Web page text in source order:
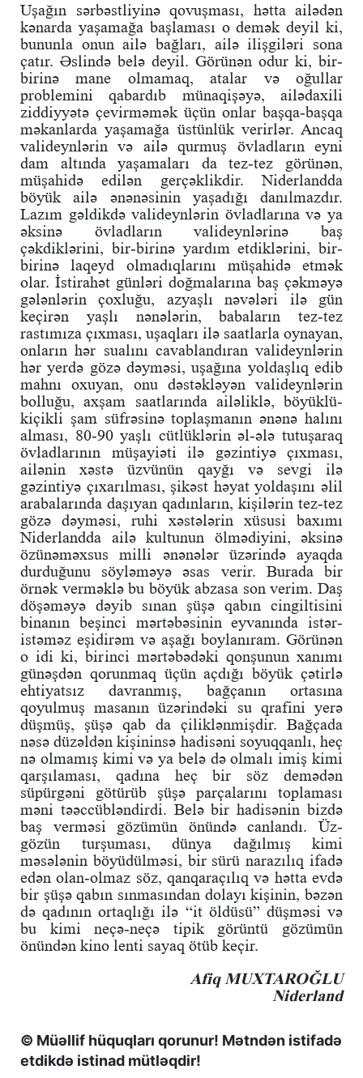
Uşağın sərbəstliyinə qovuşması, hətta ailədən
kənarda yaşamağa başlaması o demək deyil ki,
bununla onun ailə bağları, ailə ilişgiləri sona
çatır. Əslində belə deyil. Görünən odur ki, bir-
birinə mane olmamaq, atalar və oğullar
problemini qabardıb münaqişəyə, ailədaxili
ziddiyyətə çevirməmək üçün onlar başqa-başqa
məkanlarda yaşamağa üstünlük verirlər. Ancaq
valideynlərin və ailə qurmuş övladların eyni
dam altında yaşamaları da tez-tez görünən,
müşahidə edilən gerçəklikdir. Niderlandda
böyük ailə ənənəsinin yaşadığı danılmazdır.
Lazım gəldikdə valideynlərin övladlarına və ya
əksinə övladların valideynlərinə baş
çəkdiklərini, bir-birinə yardım etdiklərini, bir-
birinə laqeyd olmadıqlarını müşahidə etmək
olar. İstirahət günləri doğmalarına baş çəkməyə
gələnlərin çoxluğu, azyaşlı nəvələri ilə gün
keçirən yaşlı nənələrin, babaların tez-tez
rastımıza çıxması, uşaqları ilə saatlarla oynayan,
onların hər sualını cavablandıran valideynlərin
hər yerdə gözə dəyməsi, uşağına yoldaşlıq edib
mahnı oxuyan, onu dəstəkləyən valideynlərin
bolluğu, axşam saatlarında ailəliklə, böyüklü-
kiçikli şam süfrəsinə toplaşmanın ənənə halını
alması, 80-90 yaşlı cütlüklərin əl-ələ tutuşaraq
övladlarının müşayiəti ilə gəzintiyə çıxması,
ailənin xəstə üzvünün qayğı və sevgi ilə
gəzintiyə çıxarılması, şikəst həyat yoldaşını əlil
arabalarında daşıyan qadınların, kişilərin tez-tez
gözə dəyməsi, ruhi xəstələrin xüsusi baxımı
Niderlandda ailə kultunun ölmədiyini, əksinə
özünəməxsus milli ənənələr üzərində ayaqda
durduğunu söyləməyə əsas verir. Burada bir
örnək verməklə bu böyük abzasa son verim. Daş
döşəməyə dəyib sınan şüşə qabın cingiltisini
binanın beşinci mərtəbəsinin eyvanında istər-
istəməz eşidirəm və aşağı boylanıram. Görünən
o idi ki, birinci mərtəbədəki qonşunun xanımı
günəşdən qorunmaq üçün açdığı böyük çətirlə
ehtiyatsız davranmış, bağçanın ortasına
qoyulmuş masanın üzərindəki su qrafini yerə
düşmüş, şüşə qab da çiliklənmişdir. Bağçada
nəsə düzəldən kişininsə hadisəni soyuqqanlı, heç
nə olmamış kimi və ya belə də olmalı imiş kimi
qarşılaması, qadına heç bir söz demədən
süpürgəni götürüb şüşə parçalarını toplaması
məni təəccübləndirdi. Belə bir hadisənin bizdə
baş verməsi gözümün önündə canlandı. Üz-
gözün turşuması, dünya dağılmış kimi
məsələnin böyüdülməsi, bir sürü narazılıq ifadə
edən olan-olmaz söz, qanqaraçılıq və hətta evdə
bir şüşə qabın sınmasından dolayı kişinin, bəzən
də qadının ortaqlığı ilə “it öldüsü” düşməsi və
bu kimi neçə-neçə tipik görüntü gözümün
önündən kino lenti sayaq ötüb keçir.
Afiq MUXTAROĞLU
Niderland
© Müəllif hüquqları qorunur! Mətndən istifadə
etdikdə istinad mütləqdir!